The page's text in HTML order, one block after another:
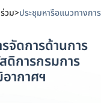
วม>
จัดการด้านการ
การกรมการ
ากาศฯ